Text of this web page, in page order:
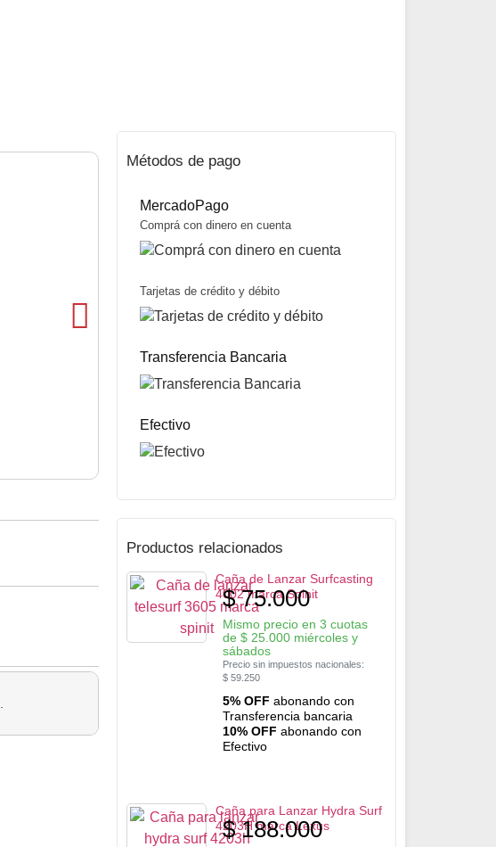
Precio sin impuestos nacionales:$169.850
10% OFFabonando con Efectivo
ENVÍO GRATIS A TODO EL PAÍS
Métodos de pago
MercadoPago
Comprá con dinero en cuenta
Tarjetas de crédito y débito
Transferencia Bancaria
Efectivo
Productos relacionados
Caña de Lanzar Surfcasting
4002 marca Spinit
$75.000
Mismo precio en 3 cuotas
de $25.000miércoles y
sábados
Precio sin impuestos nacionales:
$59.250
5% OFF abonando con
Transferencia bancaria
10% OFF abonando con
Efectivo
Caña para Lanzar Hydra Surf
4203H marca Lexus
$188.000